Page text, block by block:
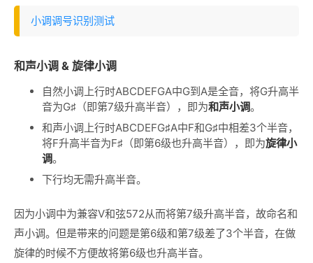
小调调号识别测试
和声小调 & 旋律小调
自然小调上行时ABCDEFGA中G到A是全音，将G升高半
音为G♯（即第7级升高半音），即为和声小调。
和声小调上行时ABCDEFG♯A中F和G♯中相差3个半音，
将F升高半音为F♯（即第6级也升高半音），即为旋律小
调。
下行均无需升高半音。
因为小调中为兼容V和弦572从而将第7级升高半音，故命名和
声小调。但是带来的问题是第6级和第7级差了3个半音，在做
旋律的时候不方便故将第6级也升高半音。